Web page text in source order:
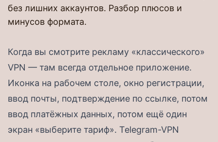
без лишних аккаунтов. Разбор плюсов и
минусов формата.
Когда вы смотрите рекламу «классического»
VPN — там всегда отдельное приложение.
Иконка на рабочем столе, окно регистрации,
ввод почты, подтверждение по ссылке, потом
ввод платёжных данных, потом ещё один
экран «выберите тариф». Telegram-VPN